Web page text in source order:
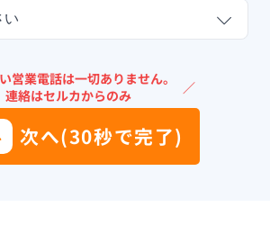
い
営業電話は一切ありません。
連絡はセルカからのみ
／
次へ(30秒で完了)